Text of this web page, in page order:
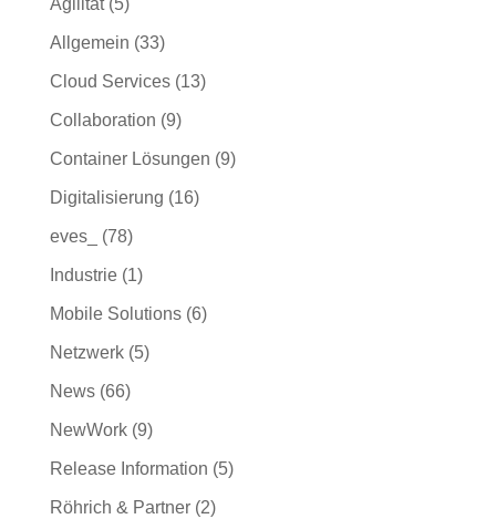
Agilität(5)
Allgemein (33)
Cloud Services(13)
Collaboration (9)
Container Lösungen (9)
Digitalisierung (16)
eves_ (78)
Industrie(1)
Mobile Solutions(6)
Netzwerk(5)
News(66)
NewWork(9)
Release Information (5)
Röhrich & Partner(2)